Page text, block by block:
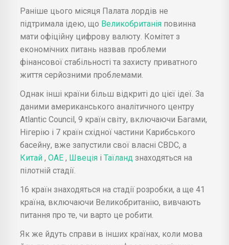
Раніше цього місяця Палата лордів не
підтримала ідею, що Великобританія повинна
мати офіційну цифрову валюту. Комітет з
економічних питань назвав проблеми
фінансової стабільності та захисту приватного
життя серйозними проблемами.
Однак інші країни більш відкриті до цієї ідеї. За
даними американського аналітичного центру
Atlantic Council, 9 країн світу, включаючи Багами,
Нігерію і 7 країн східної частини Карибського
басейну, вже запустили свої власні CBDC, а
Китай , ОАЕ , Швеція і Таїланд знаходяться на
пілотній стадії.
16 країн знаходяться на стадії розробки, а ще 41
країна, включаючи Великобританію, вивчають
питання про те, чи варто це робити.
Як же йдуть справи в інших країнах, коли мова